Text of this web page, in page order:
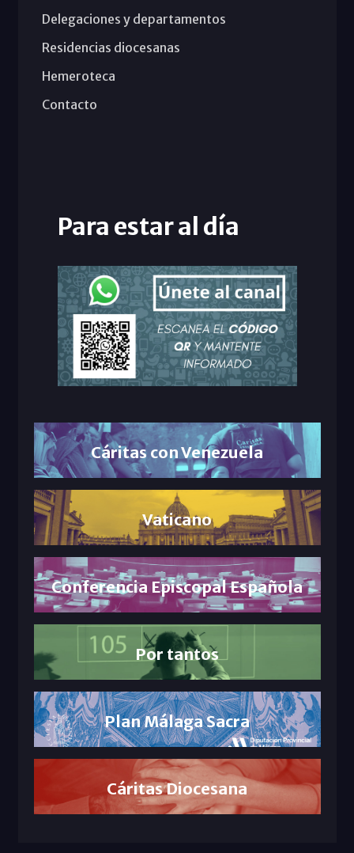
Delegaciones y departamentos
Residencias diocesanas
Hemeroteca
Contacto
Para estar al día
Cáritas con Venezuela
Vaticano
Conferencia Episcopal Española
Por tantos
Plan Málaga Sacra
Cáritas Diocesana